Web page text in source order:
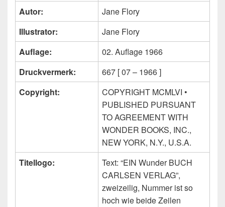
Autor:
Jane Flory
Illustrator:
Jane Flory
Auflage:
02. Auflage 1966
Druckvermerk:
667 [ 07 – 1966 ]
Copyright:
COPYRIGHT MCMLVI •
PUBLISHED PURSUANT
TO AGREEMENT WITH
WONDER BOOKS, INC.,
NEW YORK, N.Y., U.S.A.
Titellogo:
Text: “EIN Wunder BUCH
CARLSEN VERLAG”,
zweizeilig, Nummer ist so
hoch wie beide Zeilen